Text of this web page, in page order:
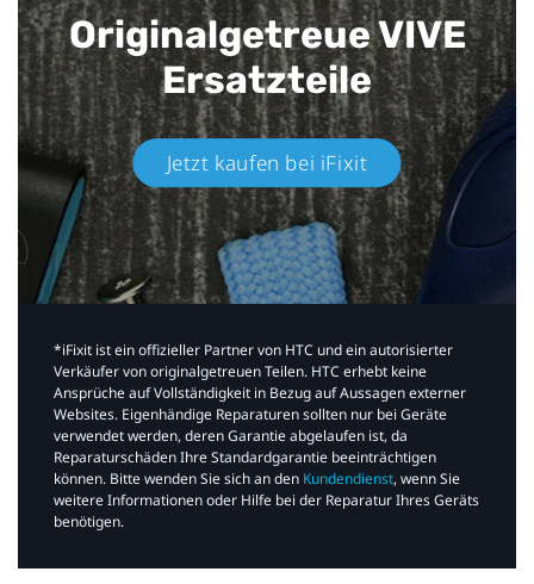
Originalgetreue VIVE
Ersatzteile
Jetzt kaufen bei iFixit​
*iFixit ist ein offizieller Partner von HTC und ein autorisierter
Verkäufer von originalgetreuen Teilen. HTC erhebt keine
Ansprüche auf Vollständigkeit in Bezug auf Aussagen externer
Websites. Eigenhändige Reparaturen sollten nur bei Geräte
verwendet werden, deren Garantie abgelaufen ist, da
Reparaturschäden Ihre Standardgarantie beeinträchtigen
können. Bitte wenden Sie sich an den Kundendienst, wenn Sie
weitere Informationen oder Hilfe bei der Reparatur Ihres Geräts
benötigen.​